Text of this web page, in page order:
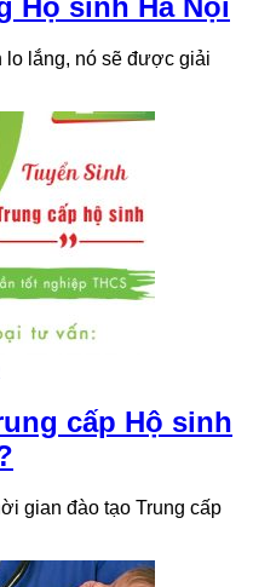
Hộ sinh Hà Nội
lo lắng, nó sẽ được giải
cấp Hộ sinh
gian đào tạo Trung cấp